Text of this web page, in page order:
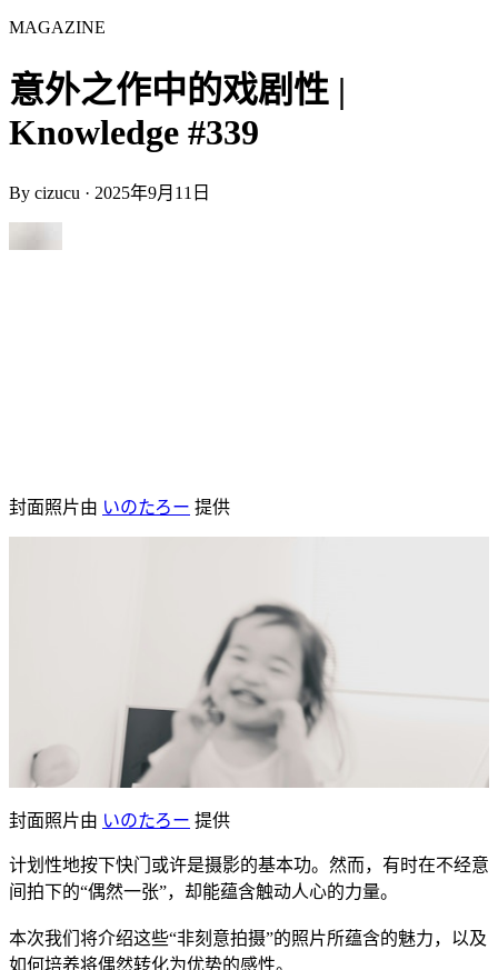
MAGAZINE
意外之作中的戏剧性 |
Knowledge #339
By cizucu · 2025年9月11日
封面照片由 いのたろー 提供
封面照片由 いのたろー 提供
计划性地按下快门或许是摄影的基本功。然而，有时在不经意
间拍下的“偶然一张”，却能蕴含触动人心的力量。
本次我们将介绍这些“非刻意拍摄”的照片所蕴含的魅力，以及
如何培养将偶然转化为优势的感性。